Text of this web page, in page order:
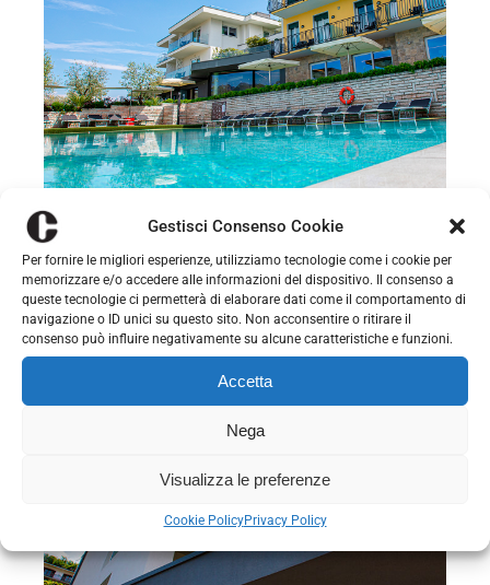
Gestisci Consenso Cookie
Per fornire le migliori esperienze, utilizziamo tecnologie come i cookie per
memorizzare e/o accedere alle informazioni del dispositivo. Il consenso a
queste tecnologie ci permetterà di elaborare dati come il comportamento di
navigazione o ID unici su questo sito. Non acconsentire o ritirare il
consenso può influire negativamente su alcune caratteristiche e funzioni.
Accetta
Nega
Visualizza le preferenze
Cookie PolicyPrivacy Policy